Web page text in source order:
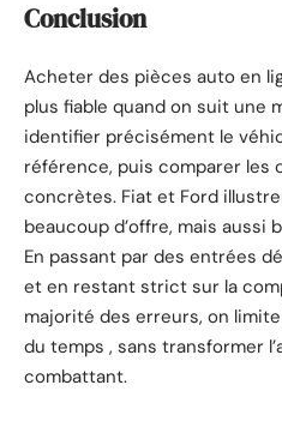
Conclusion
Acheter des pièces auto en
plus fiable quand on suit une
identifier précisément le
référence, puis comparer les
concrètes. Fiat et Ford
beaucoup d’offre, mais aussi
En passant par des entrées
et en restant strict sur la
majorité des erreurs, on
du temps , sans transformer
combattant.